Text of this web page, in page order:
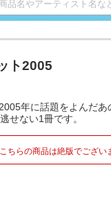
ト2005
年に話題をよんだ
せない1冊です。
らの商品は絶版でござい